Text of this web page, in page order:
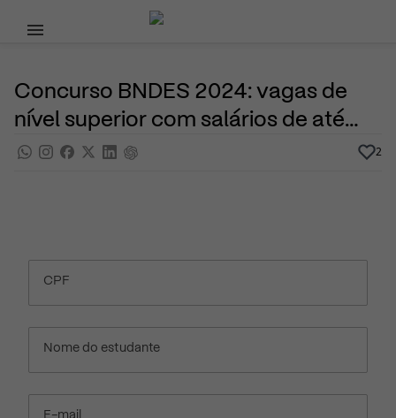
Pular para o conteúdo principal
Concurso BNDES 2024: vagas de
nível superior com salários de até
R$20.900
2
CPF
Nome do estudante
E-mail